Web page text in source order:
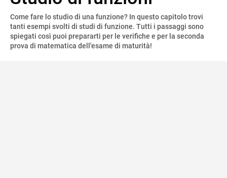
Come fare lo studio di una funzione? In questo capitolo trovi
tanti esempi svolti di studi di funzione. Tutti i passaggi sono
spiegati così puoi prepararti per le verifiche e per la seconda
prova di matematica dell'esame di maturità!